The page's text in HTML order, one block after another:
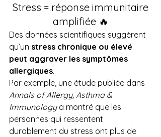
amplifiée 🔥
Des données scientifiques suggèrent
qu’un stress chronique ou élevé
peut aggraver les symptômes
allergiques.
Par exemple, une étude publiée dans
Annals of Allergy, Asthma &
Immunology a montré que les
personnes qui ressentent
durablement du stress ont plus de